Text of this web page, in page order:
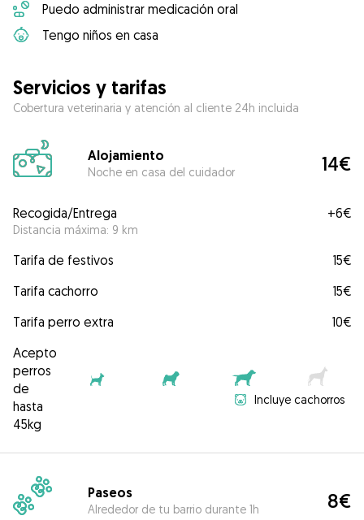
Puedo administrar medicación oral
Tengo niños en casa
Servicios y tarifas
Cobertura veterinaria y atención al cliente 24h incluida
Alojamiento
Noche en casa del cuidador 14€
Recogida/Entrega
Distancia máxima: 9 km
+6€
Tarifa de festivos
15€
Tarifa cachorro
15€
Tarifa perro extra
10€
Acepto
perros
de
hasta
45kg
Incluye cachorros
Paseos
Alrededor de tu barrio durante 1h 8€